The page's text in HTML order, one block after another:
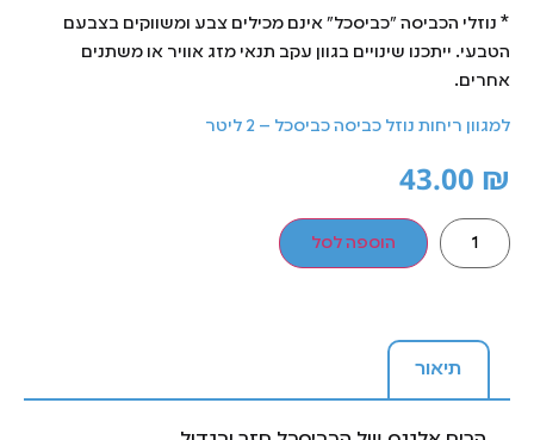
* נוזלי הכביסה "כביסכל" אינם מכילים צבע ומשווקים בצבעם
הטבעי. ייתכנו שינויים בגוון עקב תנאי מזג אוויר או משתנים
אחרים.
למגוון ריחות נוזל כביסה כביסכל – 2 ליטר
43.00 ₪
הוספה לסל
תיאור